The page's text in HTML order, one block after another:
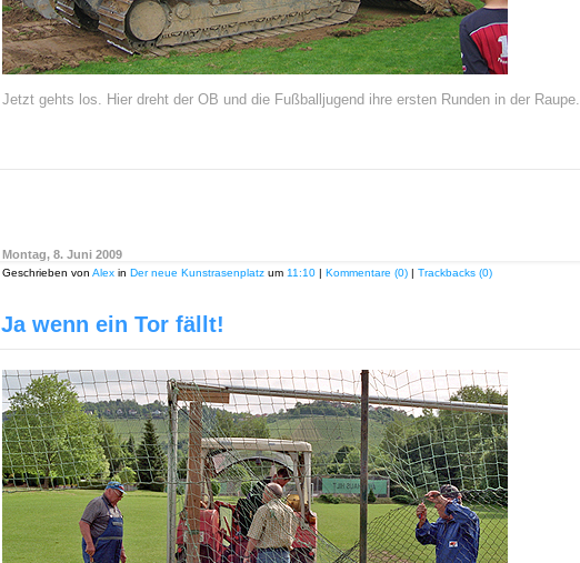
Jetzt gehts los. Hier dreht der OB und die Fußballjugend ihre ersten Runden in der Raupe.
Montag, 8. Juni 2009
Geschrieben von Alex in Der neue Kunstrasenplatz um 11:10 | Kommentare (0) | Trackbacks (0)
Ja wenn ein Tor fällt!